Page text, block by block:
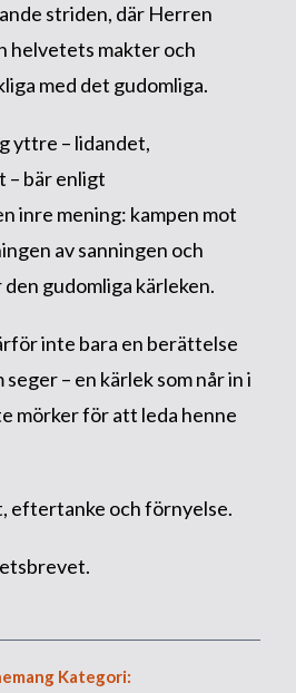
striden, där Herren
helvetets makter och
med det gudomliga.
yttre – lidandet,
– bär enligt
inre mening: kampen mot
av sanningen och
gudomliga kärleken.
inte bara en berättelse
– en kärlek som når in i
mörker för att leda henne
eftertanke och förnyelse.
Kategori: